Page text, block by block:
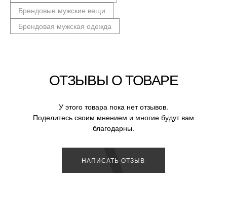
Брендовые мужские вещи
Брендовая мужская одежда
ОТЗЫВЫ О ТОВАРЕ
У этого товара пока нет отзывов.
Поделитесь своим мнением и многие будут вам
благодарны.
НАПИСАТЬ ОТЗЫВ